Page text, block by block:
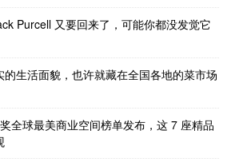
Purcell 又要回来了，可能你都没发觉它
生活面貌，也许就藏在全国各地的菜市场
全球最美商业空间榜单发布，这 7 座精品